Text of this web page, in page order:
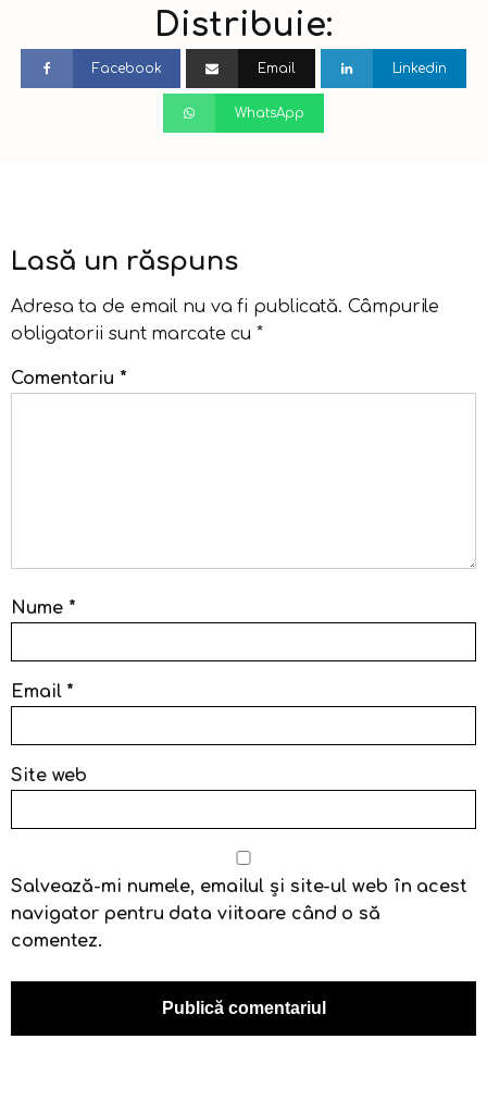
Distribuie:
Facebook Email Linkedin
WhatsApp
Lasă un răspuns
Adresa ta de email nu va fi publicată. Câmpurile
obligatorii sunt marcate cu*
Comentariu *
Nume *
Email *
Site web
Salvează-mi numele, emailul și site-ul web în acest
navigator pentru data viitoare când o să
comentez.